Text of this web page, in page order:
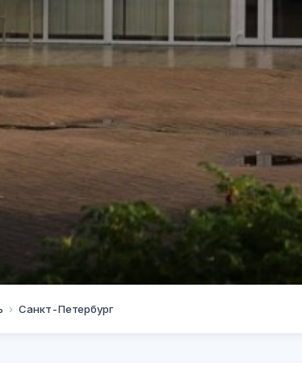
Юго Западе
› Санкт-Петербург